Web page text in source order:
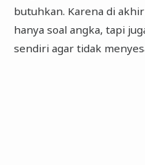
butuhkan. Karena di
hanya soal angka, tapi
sendiri agar tidak